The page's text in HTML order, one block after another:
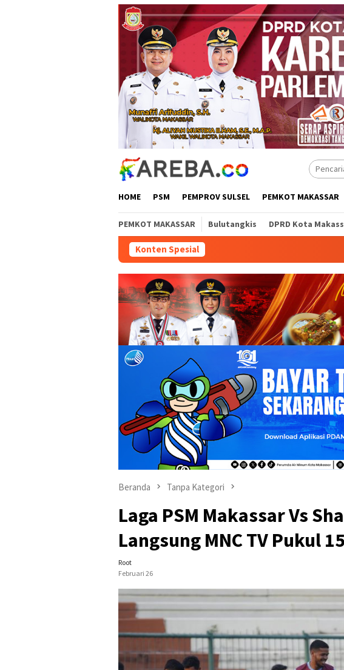
HOME PSM PEMPROV SULSEL PEMKOT MAKASSAR
PEMKOT MAKASSAR Bulutangkis DPRD Kota
Konten Spesial
Beranda Tanpa Kategori
Laga PSM Makassar Vs
Langsung MNC TV Pukul
Root
Februari 26